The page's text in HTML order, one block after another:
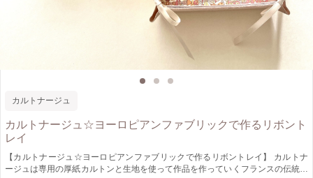
カルトナージュ
カルトナージュ☆ヨーロピアンファブリックで作るリボント
レイ
【カルトナージュ☆ヨーロピアンファブリックで作るリボントレイ】 カルトナ
ージュは専用の厚紙カルトンと生地を使って作品を作っていくフランスの伝統工